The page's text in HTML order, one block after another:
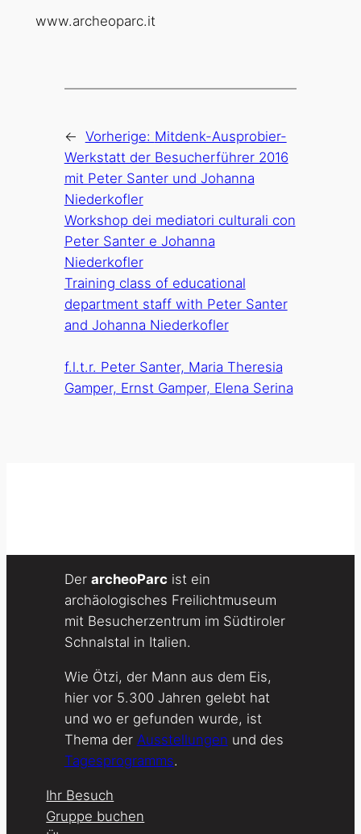
www.archeoparc.it
← Vorherige: Mitdenk-Ausprobier-
Werkstatt der Besucherführer 2016
mit Peter Santer und Johanna
Niederkofler
Workshop dei mediatori culturali con
Peter Santer e Johanna
Niederkofler
Training class of educational
department staff with Peter Santer
and Johanna Niederkofler
f.l.t.r. Peter Santer, Maria Theresia
Gamper, Ernst Gamper, Elena Serina
Der archeoParc ist ein
archäologisches Freilichtmuseum
mit Besucherzentrum im Südtiroler
Schnalstal in Italien.
Wie Ötzi, der Mann aus dem Eis,
hier vor 5.300 Jahren gelebt hat
und wo er gefunden wurde, ist
Thema der Ausstellungen und des
Tagesprogramms.
Ihr Besuch
Gruppe buchen